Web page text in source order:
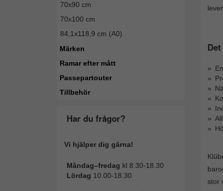
70x90 cm
70x100 cm
84,1x118,9 cm (A0)
Märken
Ramar efter mått
Passepartouter
Tillbehör
Har du frågor?
Vi hjälper dig gärna!
Måndag–fredag kl 8.30-18.30
Lördag 10.00-18.30
stor